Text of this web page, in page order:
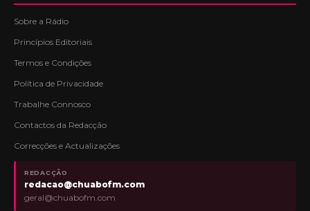
Sobre a Rádio
Princípios Editoriais
Termos e Condições
Política de Privacidade
Trabalhe Connosco
Contactos da Redacção
Correcções e Actualizações
REDACÇÃO
redacao@chuabofm.com
geral@chuabofm.com